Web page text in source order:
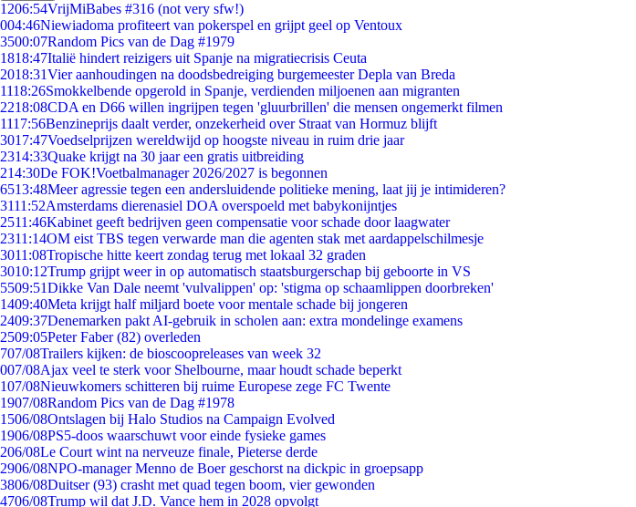
1206:54VrijMiBabes #316 (not very sfw!)
004:46Niewiadoma profiteert van pokerspel en grijpt geel op Ventoux
3500:07Random Pics van de Dag #1979
1818:47Italië hindert reizigers uit Spanje na migratiecrisis Ceuta
2018:31Vier aanhoudingen na doodsbedreiging burgemeester Depla van Breda
1118:26Smokkelbende opgerold in Spanje, verdienden miljoenen aan migranten
2218:08CDA en D66 willen ingrijpen tegen 'gluurbrillen' die mensen ongemerkt filmen
1117:56Benzineprijs daalt verder, onzekerheid over Straat van Hormuz blijft
3017:47Voedselprijzen wereldwijd op hoogste niveau in ruim drie jaar
2314:33Quake krijgt na 30 jaar een gratis uitbreiding
214:30De FOK!Voetbalmanager 2026/2027 is begonnen
6513:48Meer agressie tegen een andersluidende politieke mening, laat jij je intimideren?
3111:52Amsterdams dierenasiel DOA overspoeld met babykonijntjes
2511:46Kabinet geeft bedrijven geen compensatie voor schade door laagwater
2311:14OM eist TBS tegen verwarde man die agenten stak met aardappelschilmesje
3011:08Tropische hitte keert zondag terug met lokaal 32 graden
3010:12Trump grijpt weer in op automatisch staatsburgerschap bij geboorte in VS
5509:51Dikke Van Dale neemt 'vulvalippen' op: 'stigma op schaamlippen doorbreken'
1409:40Meta krijgt half miljard boete voor mentale schade bij jongeren
2409:37Denemarken pakt AI-gebruik in scholen aan: extra mondelinge examens
2509:05Peter Faber (82) overleden
707/08Trailers kijken: de bioscoopreleases van week 32
007/08Ajax veel te sterk voor Shelbourne, maar houdt schade beperkt
107/08Nieuwkomers schitteren bij ruime Europese zege FC Twente
1907/08Random Pics van de Dag #1978
1506/08Ontslagen bij Halo Studios na Campaign Evolved
1906/08PS5-doos waarschuwt voor einde fysieke games
206/08Le Court wint na nerveuze finale, Pieterse derde
2906/08NPO-manager Menno de Boer geschorst na dickpic in groepsapp
3806/08Duitser (93) crasht met quad tegen boom, vier gewonden
4706/08Trump wil dat J.D. Vance hem in 2028 opvolgt